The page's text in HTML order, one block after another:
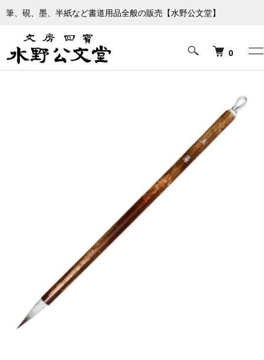
筆、硯、墨、半紙など書道用品全般の販売【水野公文堂】
0
ホーム 筆 小筆（漢字・実用書用）